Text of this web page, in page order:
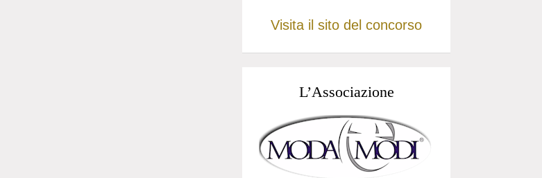
Visita il sito del concorso
L’Associazione